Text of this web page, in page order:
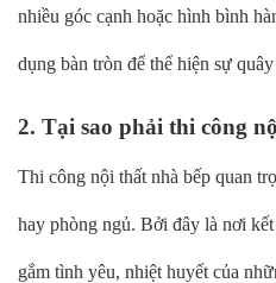
nhiều góc cạnh hoặc hình bình
dụng bàn tròn để thể hiện sự
2. Tại sao phải thi công
Thi công nội thất nhà bếp quan
hay phòng ngủ. Bởi đây là nơi
gắm tình yêu, nhiệt huyết của